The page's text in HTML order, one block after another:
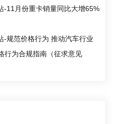
-11月份重卡销量同比大增65%
-规范价格行为 推动汽车行业
为合规指南（征求意见